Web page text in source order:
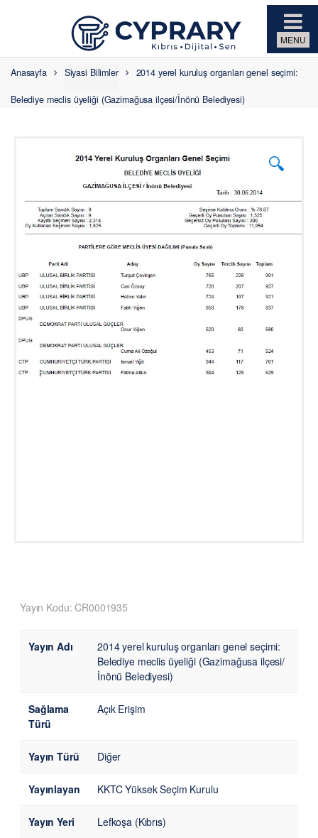
Anasayfa Siyasi Bilimler 2014 yerel kuruluş organları genel seçimi:
Belediye meclis üyeliği (Gazimağusa ilçesi/İnönü Belediyesi)
🔍
Yayın Kodu: CR0001935
Yayın Adı
2014 yerel kuruluş organları genel seçimi:
Belediye meclis üyeliği (Gazimağusa ilçesi/
İnönü Belediyesi)
Sağlama
Türü
Açık Erişim
Yayın Türü Diğer
Yayınlayan KKTC Yüksek Seçim Kurulu
Yayın Yeri Lefkoşa (Kıbrıs)